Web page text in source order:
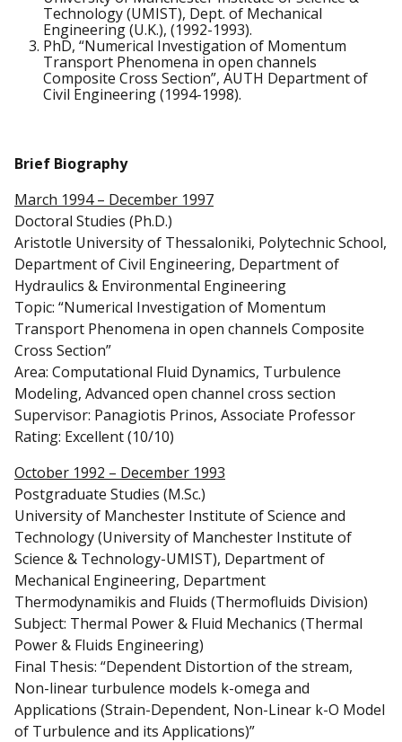
Technology (UMIST), Dept. of Mechanical
Engineering (U.K.), (1992-1993).
PhD, “Numerical Investigation of Momentum
Transport Phenomena in open channels
Composite Cross Section”, AUTH Department of
Civil Engineering (1994-1998).
Brief Biography
March 1994 – December 1997
Doctoral Studies (Ph.D.)
Aristotle University of Thessaloniki, Polytechnic School,
Department of Civil Engineering, Department of
Hydraulics & Environmental Engineering
Topic: “Numerical Investigation of Momentum
Transport Phenomena in open channels Composite
Cross Section”
Area: Computational Fluid Dynamics, Turbulence
Modeling, Advanced open channel cross section
Supervisor: Panagiotis Prinos, Associate Professor
Rating: Excellent (10/10)
October 1992 – December 1993
Postgraduate Studies (M.Sc.)
University of Manchester Institute of Science and
Technology (University of Manchester Institute of
Science & Technology-UMIST), Department of
Mechanical Engineering, Department
Thermodynamikis and Fluids (Thermofluids Division)
Subject: Thermal Power & Fluid Mechanics (Thermal
Power & Fluids Engineering)
Final Thesis: “Dependent Distortion of the stream,
Non-linear turbulence models k-omega and
Applications (Strain-Dependent, Non-Linear k-O Model
of Turbulence and its Applications)”